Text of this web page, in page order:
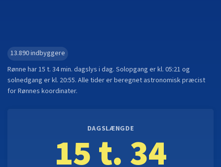
13.890indbyggere
Rønne har15 t. 34 min. dagslys i dag. Solopgang er kl. 05:21 og
solnedgang er kl. 20:55. Alle tider er beregnet astronomisk præcist
forRønnes koordinater.
DAGSLÆNGDE
15 t. 34